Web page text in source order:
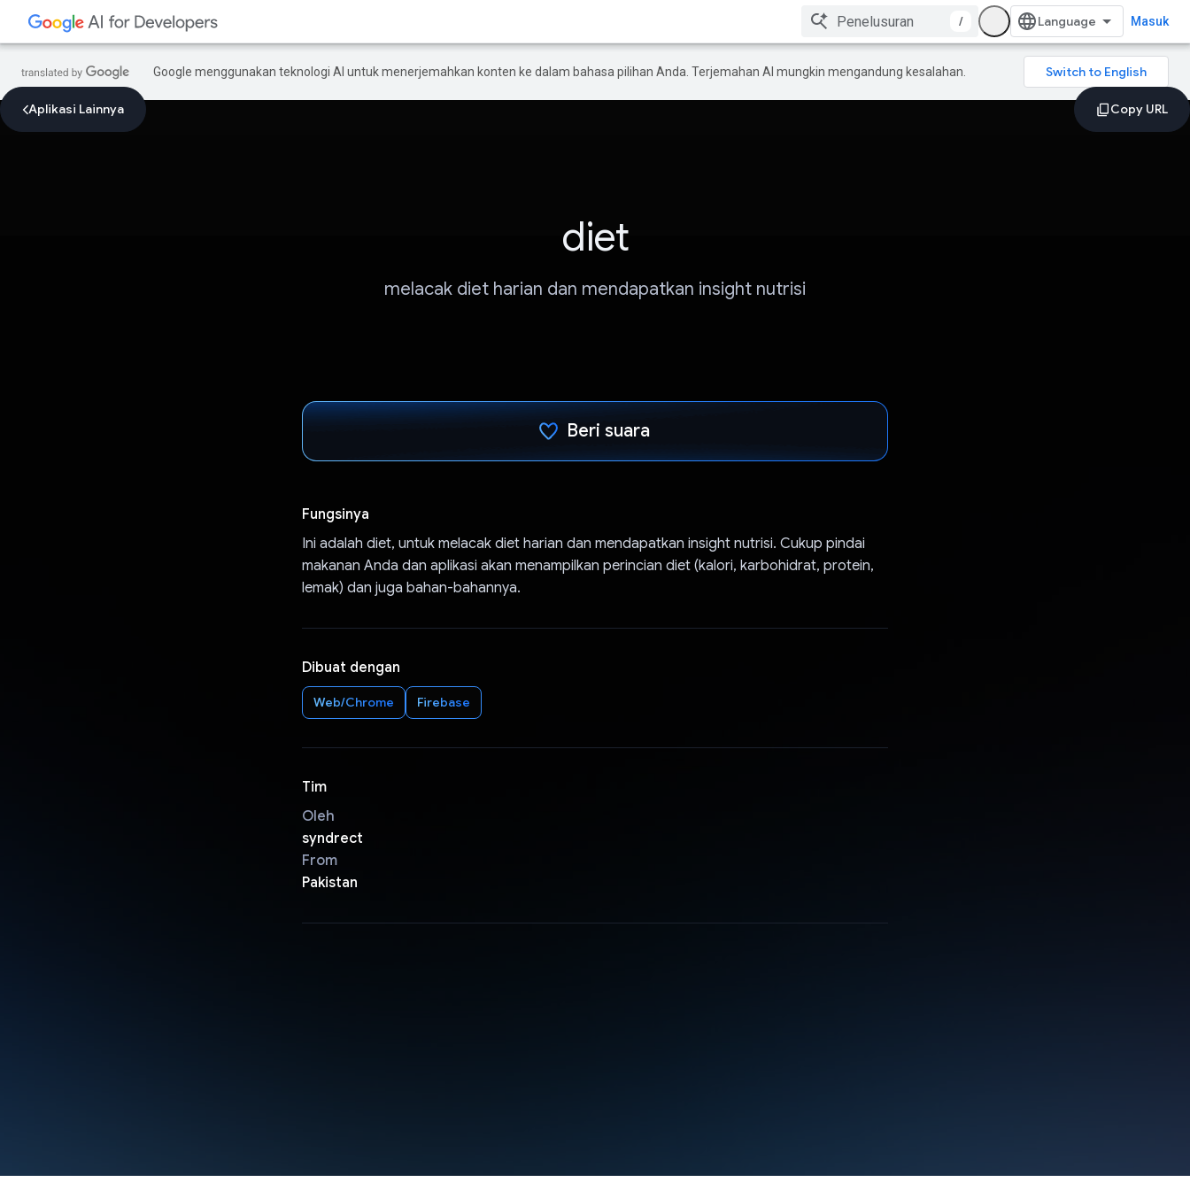
/ Masuk
Google menggunakan teknologi AI untuk menerjemahkan konten ke dalam bahasa pilihan Anda. Terjemahan AI mungkin mengandung kesalahan.
Aplikasi Lainnya
diet
melacak diet harian dan mendapatkan insight nutrisi
Beri suara
Fungsinya
Ini adalah diet, untuk melacak diet harian dan mendapatkan insight nutrisi. Cukup pindai
makanan Anda dan aplikasi akan menampilkan perincian diet (kalori, karbohidrat, protein,
lemak) dan juga bahan-bahannya.
Dibuat dengan
Web/Chrome Firebase
Tim
Oleh
syndrect
From
Pakistan